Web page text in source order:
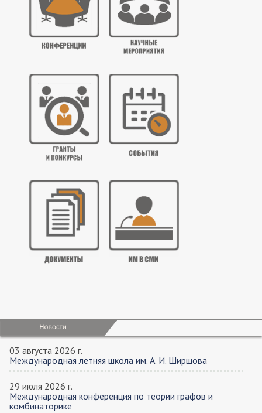
03 августа 2026 г.
Международная летняя школа им. А. И. Ширшова
29 июля 2026 г.
Международная конференция по теории графов и
комбинаторике